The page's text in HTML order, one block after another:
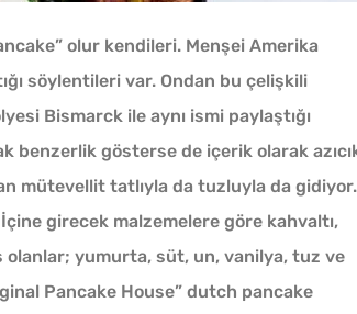
olur kendileri. Menşei Amerika
söylentileri var. Ondan bu çelişkili
Bismarck ile aynı ismi paylaştığı
benzerlik gösterse de içerik olarak
mütevellit tatlıyla da tuzluyla da gidiyor.
girecek malzemelere göre kahvaltı,
olanlar; yumurta, süt, un, vanilya, tuz ve
Pancake House” dutch pancake
Olmadan 5
Dondurma
Püf Noktası